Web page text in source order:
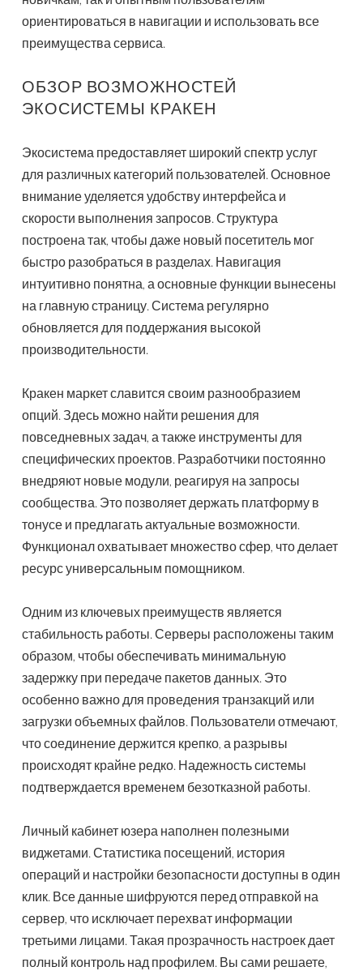
ориентироваться в навигации и использовать все
преимущества сервиса.
ОБЗОР ВОЗМОЖНОСТЕЙ
ЭКОСИСТЕМЫ КРАКЕН
Экосистема предоставляет широкий спектр услуг
для различных категорий пользователей. Основное
внимание уделяется удобству интерфейса и
скорости выполнения запросов. Структура
построена так, чтобы даже новый посетитель мог
быстро разобраться в разделах. Навигация
интуитивно понятна, а основные функции вынесены
на главную страницу. Система регулярно
обновляется для поддержания высокой
производительности.
Кракен маркет славится своим разнообразием
опций. Здесь можно найти решения для
повседневных задач, а также инструменты для
специфических проектов. Разработчики постоянно
внедряют новые модули, реагируя на запросы
сообщества. Это позволяет держать платформу в
тонусе и предлагать актуальные возможности.
Функционал охватывает множество сфер, что делает
ресурс универсальным помощником.
Одним из ключевых преимуществ является
стабильность работы. Серверы расположены таким
образом, чтобы обеспечивать минимальную
задержку при передаче пакетов данных. Это
особенно важно для проведения транзакций или
загрузки объемных файлов. Пользователи отмечают,
что соединение держится крепко, а разрывы
происходят крайне редко. Надежность системы
подтверждается временем безотказной работы.
Личный кабинет юзера наполнен полезными
виджетами. Статистика посещений, история
операций и настройки безопасности доступны в один
клик. Все данные шифруются перед отправкой на
сервер, что исключает перехват информации
третьими лицами. Такая прозрачность настроек дает
полный контроль над профилем. Вы сами решаете,